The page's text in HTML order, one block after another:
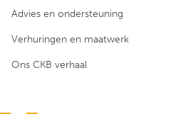
Advies en ondersteuning
Verhuringen en maatwerk
Ons CKB verhaal